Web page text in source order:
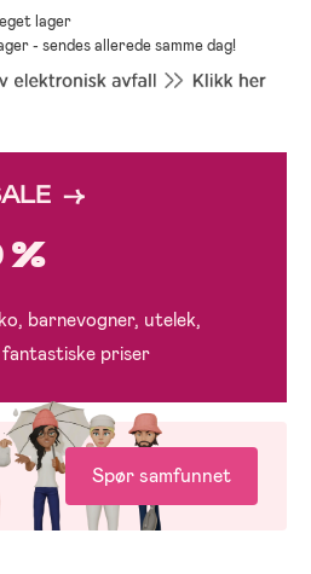
lager
- sendes allerede samme dag!
→
barnevogner, utelek,
priser
Spør samfunnet